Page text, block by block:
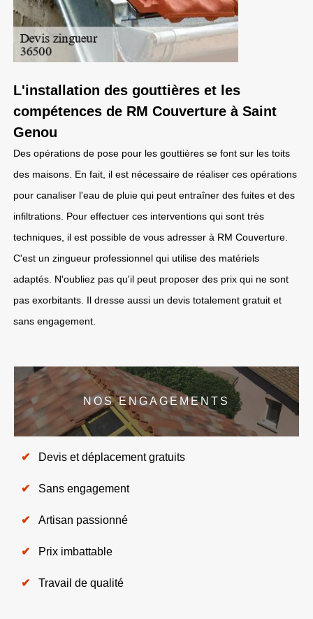
L'installation des gouttières et les
compétences de RM Couverture à Saint
Genou
Des opérations de pose pour les gouttières se font sur les toits
des maisons. En fait, il est nécessaire de réaliser ces opérations
pour canaliser l'eau de pluie qui peut entraîner des fuites et des
infiltrations. Pour effectuer ces interventions qui sont très
techniques, il est possible de vous adresser à RM Couverture.
C'est un zingueur professionnel qui utilise des matériels
adaptés. N'oubliez pas qu'il peut proposer des prix qui ne sont
pas exorbitants. Il dresse aussi un devis totalement gratuit et
sans engagement.
NOS ENGAGEMENTS
Devis et déplacement gratuits
Sans engagement
Artisan passionné
Prix imbattable
Travail de qualité